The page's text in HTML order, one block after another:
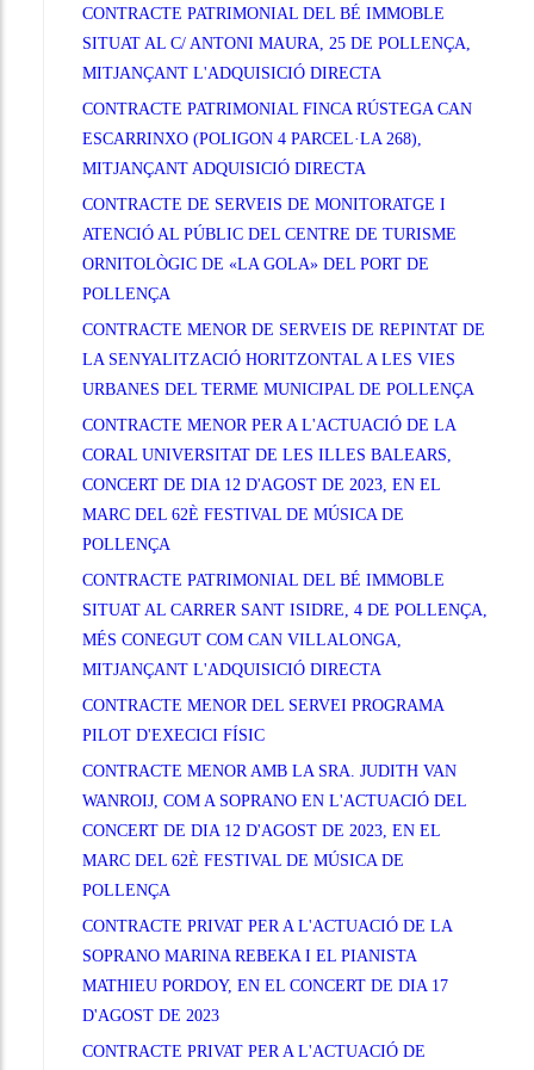
CONTRACTE PATRIMONIAL DEL BÉ IMMOBLE
SITUAT AL C/ ANTONI MAURA, 25 DE POLLENÇA,
MITJANÇANT L'ADQUISICIÓ DIRECTA
CONTRACTE PATRIMONIAL FINCA RÚSTEGA CAN
ESCARRINXO (POLIGON 4 PARCEL·LA 268),
MITJANÇANT ADQUISICIÓ DIRECTA
CONTRACTE DE SERVEIS DE MONITORATGE I
ATENCIÓ AL PÚBLIC DEL CENTRE DE TURISME
ORNITOLÒGIC DE «LA GOLA» DEL PORT DE
POLLENÇA
CONTRACTE MENOR DE SERVEIS DE REPINTAT DE
LA SENYALITZACIÓ HORITZONTAL A LES VIES
URBANES DEL TERME MUNICIPAL DE POLLENÇA
CONTRACTE MENOR PER A L'ACTUACIÓ DE LA
CORAL UNIVERSITAT DE LES ILLES BALEARS,
CONCERT DE DIA 12 D'AGOST DE 2023, EN EL
MARC DEL 62È FESTIVAL DE MÚSICA DE
POLLENÇA
CONTRACTE PATRIMONIAL DEL BÉ IMMOBLE
SITUAT AL CARRER SANT ISIDRE, 4 DE POLLENÇA,
MÉS CONEGUT COM CAN VILLALONGA,
MITJANÇANT L'ADQUISICIÓ DIRECTA
CONTRACTE MENOR DEL SERVEI PROGRAMA
PILOT D'EXECICI FÍSIC
CONTRACTE MENOR AMB LA SRA. JUDITH VAN
WANROIJ, COM A SOPRANO EN L'ACTUACIÓ DEL
CONCERT DE DIA 12 D'AGOST DE 2023, EN EL
MARC DEL 62È FESTIVAL DE MÚSICA DE
POLLENÇA
CONTRACTE PRIVAT PER A L'ACTUACIÓ DE LA
SOPRANO MARINA REBEKA I EL PIANISTA
MATHIEU PORDOY, EN EL CONCERT DE DIA 17
D'AGOST DE 2023
CONTRACTE PRIVAT PER A L'ACTUACIÓ DE